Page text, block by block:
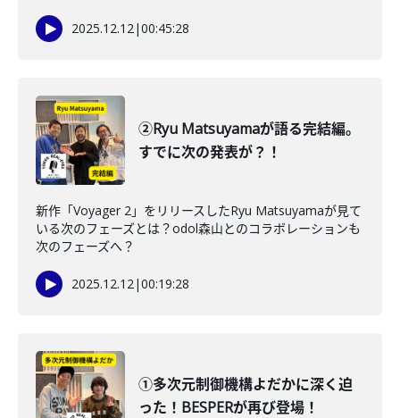
2025.12.12|00:45:28
②Ryu Matsuyamaが語る完結編。
すでに次の発表が？！
新作「Voyager 2」をリリースしたRyu Matsuyamaが見て
いる次のフェーズとは？odol森山とのコラボレーションも
次のフェーズへ？
2025.12.12|00:19:28
①多次元制御機構よだかに深く迫
った！BESPERが再び登場！